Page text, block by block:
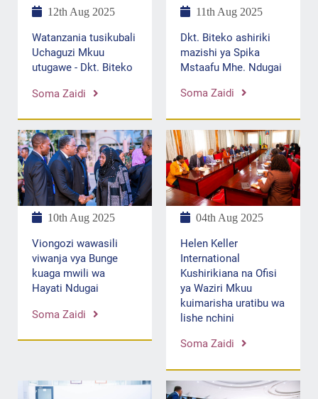
12th Aug 2025
Watanzania tusikubali
Uchaguzi Mkuu
utugawe - Dkt. Biteko
Soma Zaidi
11th Aug 2025
Dkt. Biteko ashiriki
mazishi ya Spika
Mstaafu Mhe. Ndugai
Soma Zaidi
10th Aug 2025
Viongozi wawasili
viwanja vya Bunge
kuaga mwili wa
Hayati Ndugai
Soma Zaidi
04th Aug 2025
Helen Keller
International
Kushirikiana na Ofisi
ya Waziri Mkuu
kuimarisha uratibu wa
lishe nchini
Soma Zaidi